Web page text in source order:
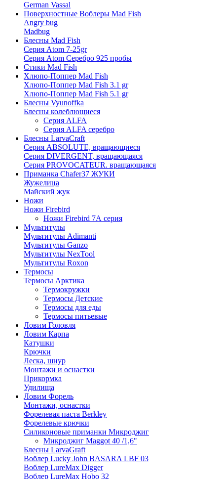
German Vassal
Поверхностные Воблеры Mad Fish
Angry bug
Madbug
Блесны Mad Fish
Серия Atom 7-25gr
Серия Atom Серебро 925 пробы
Стики Mad Fish
Хлюпо-Поппер Mad Fish
Хлюпо-Поппер Mad Fish 3.1 gr
Хлюпо-Поппер Mad Fish 5.1 gr
Блесны Vyunoffka
Блесны колеблющиеся
Серия ALFA
Серия ALFA серебро
Блесны LarvaCraft
Серия ABSOLUTE, вращающиеся
Серия DIVERGENT, вращающаяся
Серия PROVOCATEUR. вращающаяся
Приманка Chafer37 ЖУКИ
Жужелица
Майский жук
Ножи
Ножи Firebird
Ножи Firebird 7А серия
Мультитулы
Мультитулы Adimanti
Мультитулы Ganzo
Мультитулы NexTool
Мультитулы Roxon
Термосы
Термосы Арктика
Термокружки
Термосы Детские
Термосы для еды
Термосы питьевые
Ловим Головля
Ловим Карпа
Катушки
Крючки
Леска, шнур
Монтажи и оснастки
Прикормка
Удилища
Ловим Форель
Монтажи, оснастки
Форелевая паста Berkley
Форелевые крючки
Силиконовые приманки Микроджиг
Микроджиг Maggot 40 /1,6"
Блесны LarvaGraft
Воблер Lucky John BASARA LBF 03
Воблер LureMax Digger
Воблер LureMax Hobo 32